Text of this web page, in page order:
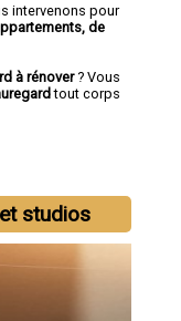
intervenons pour
de
à rénover? Vous
tout corps
studios